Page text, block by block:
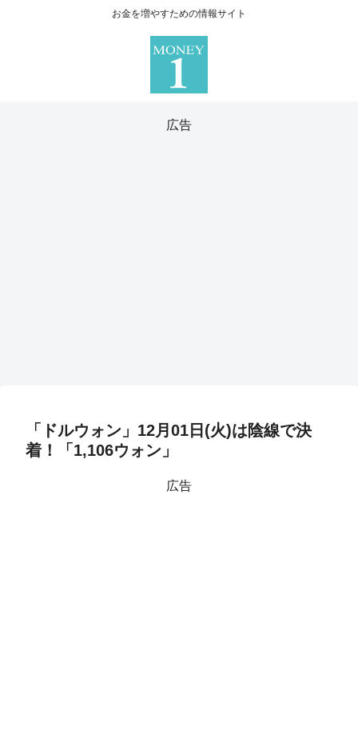
お金を増やすための情報サイト
広告
「ドルウォン」12月01日(火)は陰線で決
着！「1,106ウォン」
広告